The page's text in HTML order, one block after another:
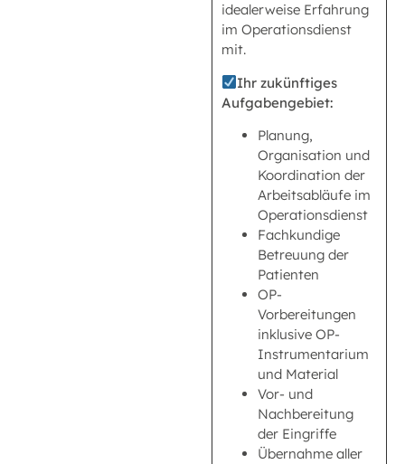
idealerweise Erfahrung
im Operationsdienst
mit.
Ihr zukünftiges
Aufgabengebiet:
Planung,
Organisation und
Koordination der
Arbeitsabläufe im
Operationsdienst
Fachkundige
Betreuung der
Patienten
OP-
Vorbereitungen
inklusive OP-
Instrumentarium
und Material
Vor- und
Nachbereitung
der Eingriffe
Übernahme aller